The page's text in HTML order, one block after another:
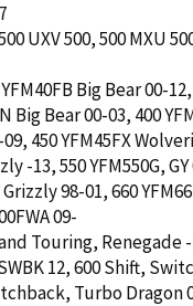
UXV 500, 500 MXU
Big Bear 00-
Bear 00-03, 400
450 YFM45FX
-13, 550 YFM550G,
98-01, 660
09-
Touring, Renegade
12, 600 Shift,
Turbo Dragon